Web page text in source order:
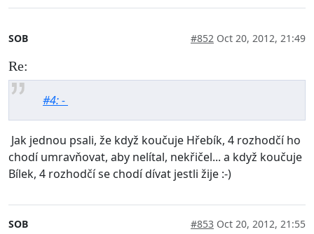
SOB #852 Oct 20, 2012, 21:49
Re:
#4: -
Jak jednou psali, že když koučuje Hřebík, 4 rozhodčí ho
chodí umravňovat, aby nelítal, nekřičel... a když koučuje
Bílek, 4 rozhodčí se chodí dívat jestli žije :-)
SOB #853 Oct 20, 2012, 21:55